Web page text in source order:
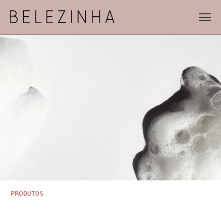
PRODUTOS